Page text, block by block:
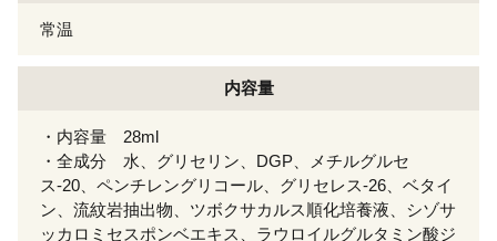
常温
内容量
・内容量 28ml
・全成分 水、グリセリン、DGP、メチルグルセ
ス-20、ペンチレングリコール、グリセレス-26、ベタイ
ン、流紋岩抽出物、ツボクサカルス順化培養液、シゾサ
ッカロミセスポンベエキス、ラウロイルグルタミン酸ジ